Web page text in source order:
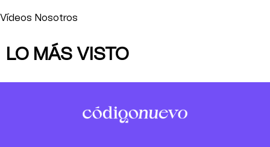
Vídeos Nosotros
LO MÁS VISTO